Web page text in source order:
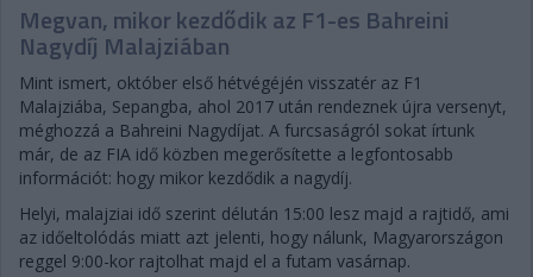
Megvan, mikor kezdődik az F1-es Bahreini
Nagydíj Malajziában
Mint ismert, október első hétvégéjén visszatér az F1
Malajziába, Sepangba, ahol 2017 után rendeznek újra versenyt,
méghozzá a Bahreini Nagydíjat. A furcsaságról sokat írtunk
már, de az FIA idő közben megerősítette a legfontosabb
információt: hogy mikor kezdődik a nagydíj.
Helyi, malajziai idő szerint délután 15:00 lesz majd a rajtidő, ami
az időeltolódás miatt azt jelenti, hogy nálunk, Magyarországon
reggel 9:00-kor rajtolhat majd el a futam vasárnap.